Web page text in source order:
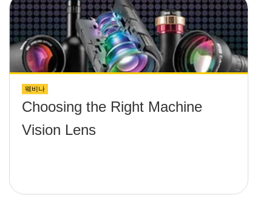
웨비나
Choosing the Right Machine
Vision Lens